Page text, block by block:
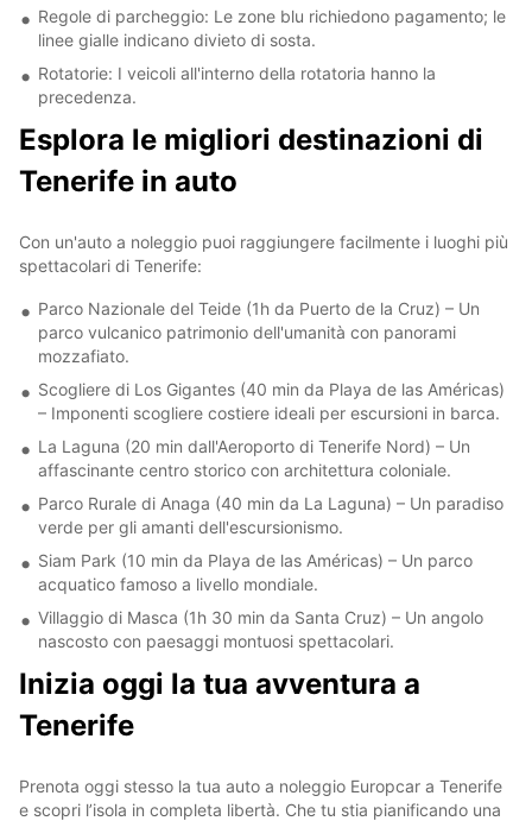
Regole di parcheggio: Le zone blu richiedono pagamento; le
linee gialle indicano divieto di sosta.
Rotatorie: I veicoli all'interno della rotatoria hanno la
precedenza.
Esplora le migliori destinazioni di
Tenerife in auto
Con un'auto a noleggio puoi raggiungere facilmente i luoghi più
spettacolari di Tenerife:
Parco Nazionale del Teide (1h da Puerto de la Cruz) – Un
parco vulcanico patrimonio dell'umanità con panorami
mozzafiato.
Scogliere di Los Gigantes (40 min da Playa de las Américas)
– Imponenti scogliere costiere ideali per escursioni in barca.
La Laguna (20 min dall'Aeroporto di Tenerife Nord) – Un
affascinante centro storico con architettura coloniale.
Parco Rurale di Anaga (40 min da La Laguna) – Un paradiso
verde per gli amanti dell'escursionismo.
Siam Park (10 min da Playa de las Américas) – Un parco
acquatico famoso a livello mondiale.
Villaggio di Masca (1h 30 min da Santa Cruz) – Un angolo
nascosto con paesaggi montuosi spettacolari.
Inizia oggi la tua avventura a
Tenerife
Prenota oggi stesso la tua auto a noleggio Europcar a Tenerife
e scopri l’isola in completa libertà. Che tu stia pianificando una